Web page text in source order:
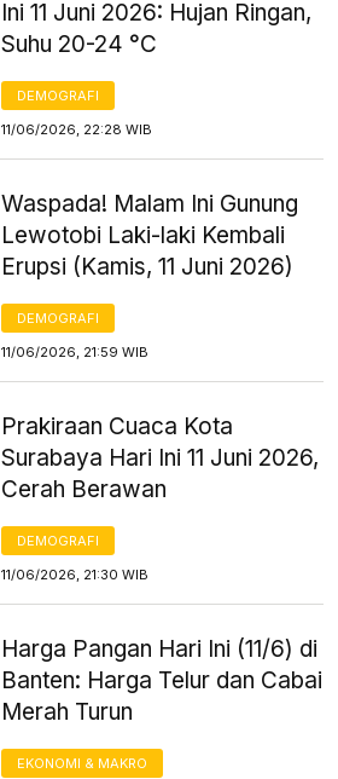
Ini 11 Juni 2026: Hujan Ringan,
Suhu 20-24 °C
DEMOGRAFI
11/06/2026, 22:28 WIB
Waspada! Malam Ini Gunung
Lewotobi Laki-laki Kembali
Erupsi (Kamis, 11 Juni 2026)
DEMOGRAFI
11/06/2026, 21:59 WIB
Prakiraan Cuaca Kota
Surabaya Hari Ini 11 Juni 2026,
Cerah Berawan
DEMOGRAFI
11/06/2026, 21:30 WIB
Harga Pangan Hari Ini (11/6) di
Banten: Harga Telur dan Cabai
Merah Turun
EKONOMI & MAKRO